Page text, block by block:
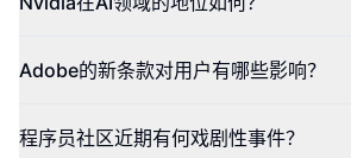
Adobe的新条款对用户有哪些影响？
程序员社区近期有何戏剧性事件？